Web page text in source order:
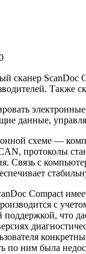
сканер ScanDoc
Также
данные,
схеме —
протоколы
Связь с
Compact
с
поддержкой, что
по ним была